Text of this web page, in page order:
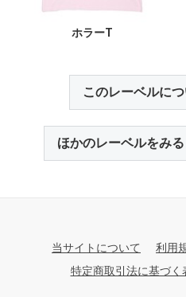
ホラーT
このレーベルに
ほかのレーベルをみ
当サイトについて 利用
特定商取引法に基づく